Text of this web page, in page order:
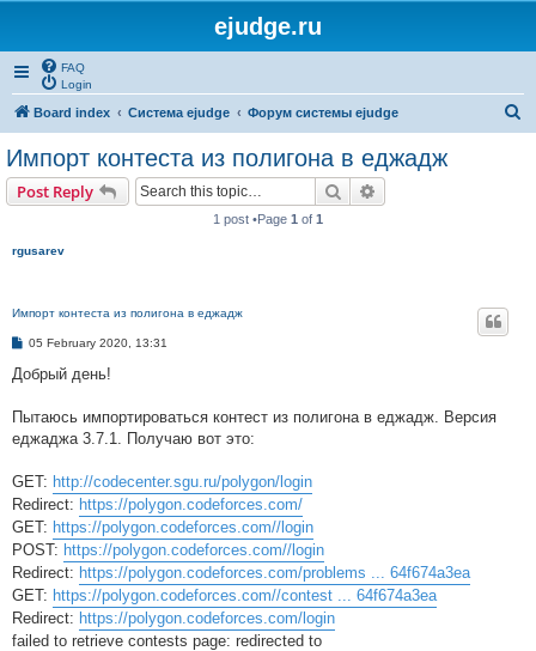
ejudge.ru
FAQ
Login
Board index Система ejudge Форум системы ejudge
Импорт контеста из полигона в еджадж
Post Reply Search
1 post •Page 1 of 1
rgusarev
Импорт контеста из полигона в еджадж
P
s
05 February 2020, 13:31
Добрый день!
Пытаюсь импортироваться контест из полигона в еджадж. Версия
еджаджа 3.7.1. Получаю вот это:
GET: http://codecenter.sgu.ru/polygon/login
Redirect: https://polygon.codeforces.com/
GET: https://polygon.codeforces.com//login
POST: https://polygon.codeforces.com//login
Redirect: https://polygon.codeforces.com/problems ... 64f674a3ea
GET: https://polygon.codeforces.com//contest ... 64f674a3ea
Redirect: https://polygon.codeforces.com/login
failed to retrieve contests page: redirected to